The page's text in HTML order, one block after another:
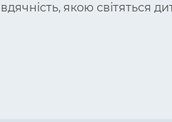
вдячність, якою світяться